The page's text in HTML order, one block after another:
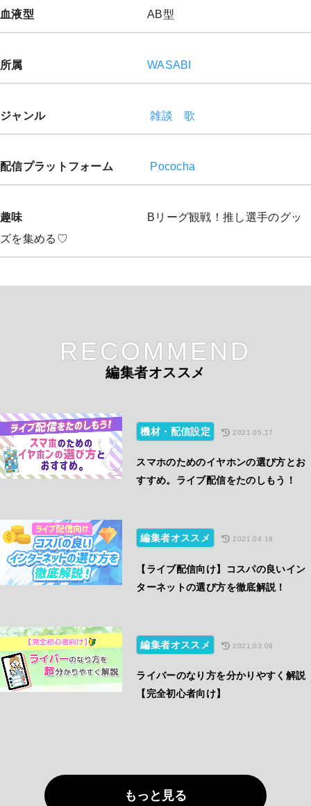
血液型 AB型
所属 WASABI
ジャンル 雑談 歌
配信プラットフォーム Pococha
趣味 Bリーグ観戦！推し選手のグッ
ズを集める♡
RECOMMEND
編集者オススメ
機材・配信設定 2021.05.17
スマホのためのイヤホンの選び方とお
すすめ。ライブ配信をたのしもう！
編集者オススメ 2021.04.19
【ライブ配信向け】コスパの良いイン
ターネットの選び方を徹底解説！
編集者オススメ 2021.03.09
ライバーのなり方を分かりやすく解説
【完全初心者向け】
もっと見る